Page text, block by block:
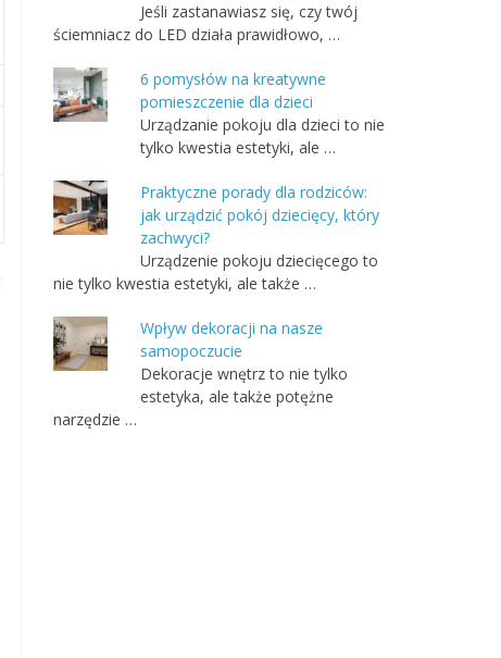
Jeśli zastanawiasz się, czy twój
ściemniacz do LED działa prawidłowo, …
6 pomysłów na kreatywne
pomieszczenie dla dzieci
Urządzanie pokoju dla dzieci to nie
tylko kwestia estetyki, ale …
Praktyczne porady dla rodziców:
jak urządzić pokój dziecięcy, który
zachwyci?
Urządzenie pokoju dziecięcego to
nie tylko kwestia estetyki, ale także …
Wpływ dekoracji na nasze
samopoczucie
Dekoracje wnętrz to nie tylko
estetyka, ale także potężne
narzędzie …